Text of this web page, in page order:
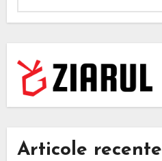
Articole recente